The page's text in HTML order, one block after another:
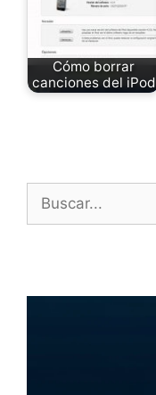
Cómo borrar
canciones del iPod